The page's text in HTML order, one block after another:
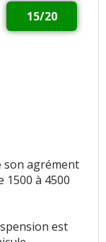
3aiment 2
15/20
son agrément
1500 à 4500
est